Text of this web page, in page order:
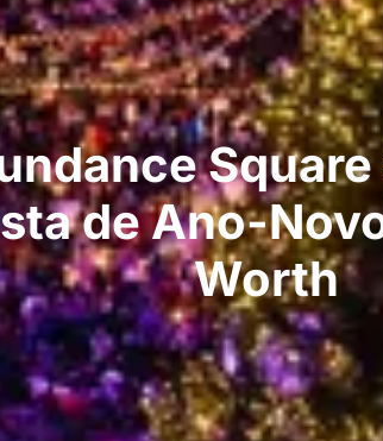
de Ano-
Worth